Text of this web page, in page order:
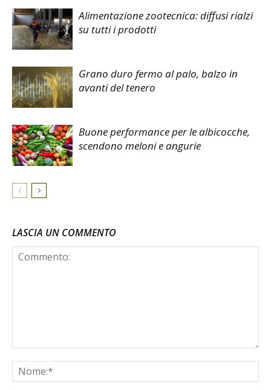
Alimentazione zootecnica: diffusi rialzi
su tutti i prodotti
Grano duro fermo al palo, balzo in
avanti del tenero
Buone performance per le albicocche,
scendono meloni e angurie
LASCIA UN COMMENTO